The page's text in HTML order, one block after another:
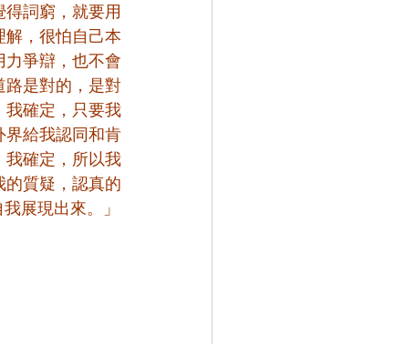
詞窮，就要用
解，很怕自己本
爭辯，也不會
是對的，是對
確定，只要我
給我認同和肯
確定，所以我
質疑，認真的
展現出來。」